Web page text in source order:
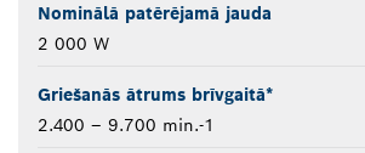
Nominālā patērējamā jauda
2 000 W
Griešanās ātrums brīvgaitā*
2.400 – 9.700 min.-1